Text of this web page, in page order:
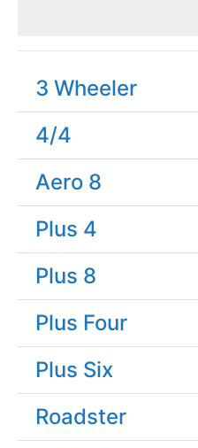
3 Wheeler
4/4
Aero 8
Plus 4
Plus 8
Plus Four
Plus Six
Roadster